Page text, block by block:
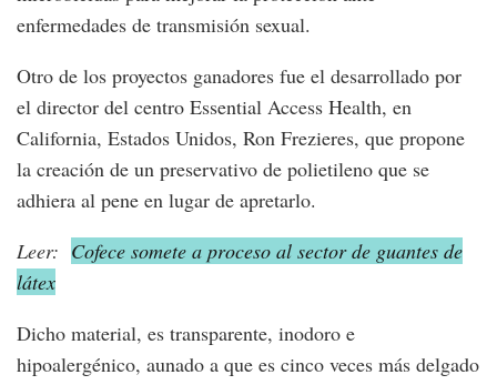
enfermedades de transmisión sexual.
Otro de los proyectos ganadores fue el desarrollado por
el director del centro Essential Access Health, en
California, Estados Unidos, Ron Frezieres, que propone
la creación de un preservativo de polietileno que se
adhiera al pene en lugar de apretarlo.
Leer: Cofece somete a proceso al sector de guantes de
látex
Dicho material, es transparente, inodoro e
hipoalergénico, aunado a que es cinco veces más delgado